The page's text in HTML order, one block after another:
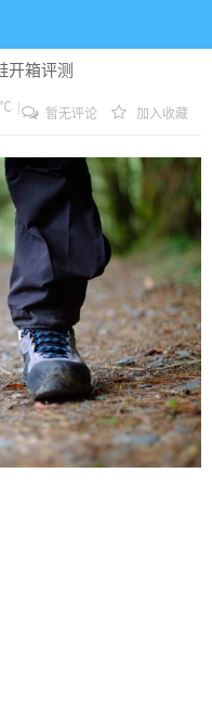
开箱评测
℃ 暂无评论 加入收藏